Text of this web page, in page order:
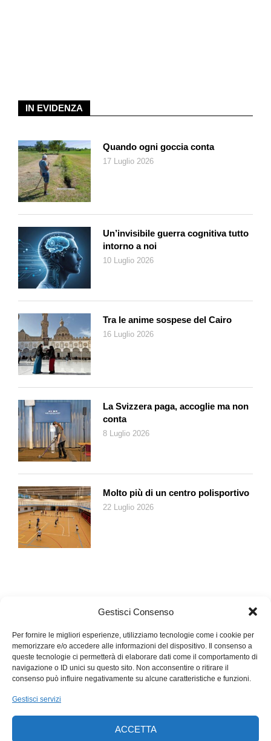
Gestisci Consenso
Per fornire le migliori esperienze, utilizziamo tecnologie come i cookie per
memorizzare e/o accedere alle informazioni del dispositivo. Il consenso a
queste tecnologie ci permetterà di elaborare dati come il comportamento di
navigazione o ID unici su questo sito. Non acconsentire o ritirare il
consenso può influire negativamente su alcune caratteristiche e funzioni.
Gestisci servizi
ACCETTA
IN EVIDENZA
Quando ogni goccia conta
17 Luglio 2026
Un’invisibile guerra cognitiva tutto
intorno a noi
10 Luglio 2026
Tra le anime sospese del Cairo
16 Luglio 2026
La Svizzera paga, accoglie ma non
conta
8 Luglio 2026
Molto più di un centro polisportivo
22 Luglio 2026